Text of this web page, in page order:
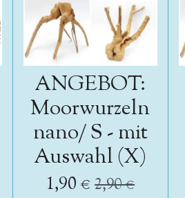
ANGEBOT:
Moorwurzeln
nano/ S - mit
Auswahl (X)
1,90 € 2,90 €